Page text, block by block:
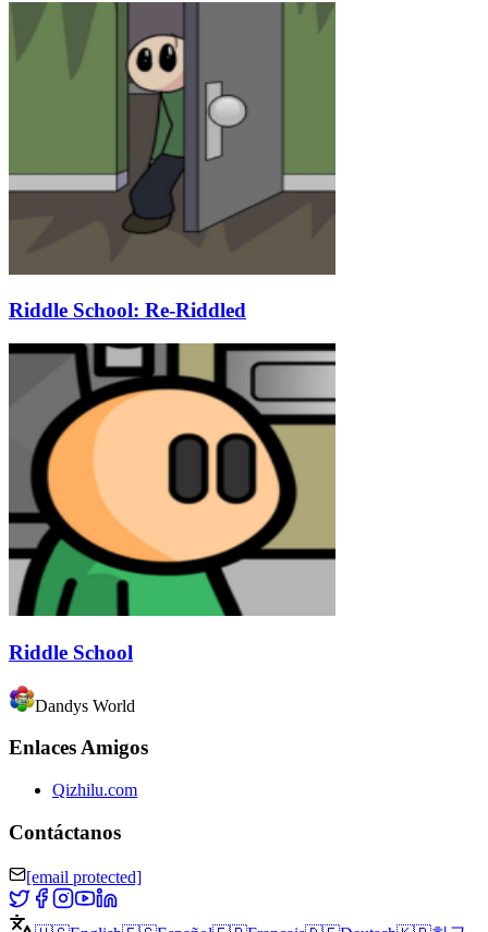
Riddle School: Re-Riddled
Riddle School
Dandys World
Enlaces Amigos
Qizhilu.com
Contáctanos
[email protected]